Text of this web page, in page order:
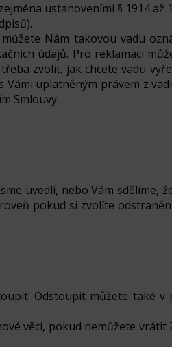
ustanoveními § 1914 až
Nám takovou vadu
údajů. Pro reklamaci
zvolit, jak chcete vadu
uplatněným právem z
Smlouvy.
uvedli, nebo Vám sdělíme,
pokud si zvolíte
Odstoupit můžete také v
věci, pokud nemůžete vrátit